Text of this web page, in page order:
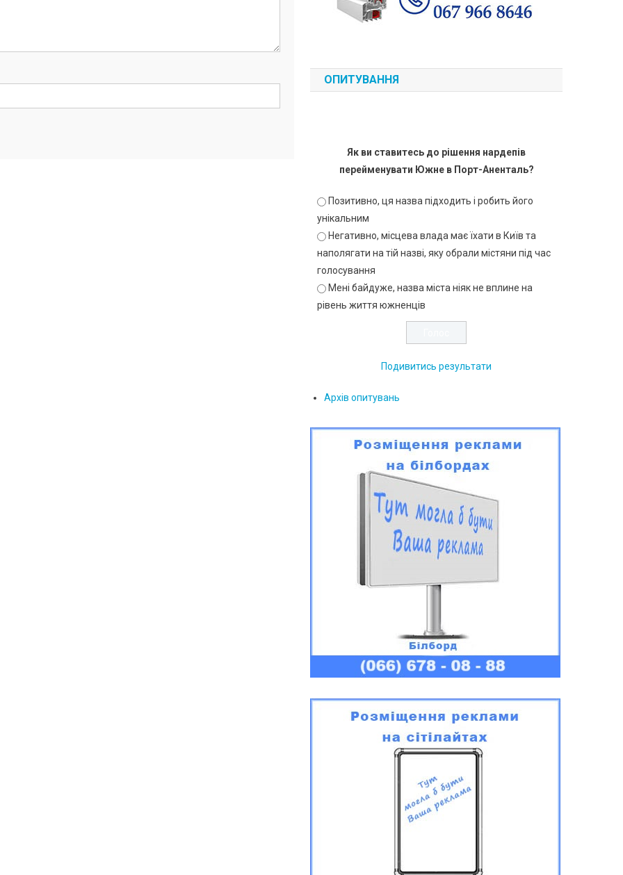
ОПИТУВАННЯ
Як ви ставитесь до рішення нардепів
перейменувати Южне в Порт-Аненталь?
Позитивно, ця назва підходить і робить його
унікальним
Негативно, місцева влада має їхати в Київ та
наполягати на тій назві, яку обрали містяни під час
голосування
Мені байдуже, назва міста ніяк не вплине на
рівень життя южненців
Подивитись результати
Архів опитувань